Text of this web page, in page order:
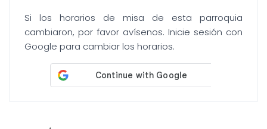
Si los horarios de misa de esta parroquia
cambiaron, por favor avísenos. Inicie sesión con
Google para cambiar los horarios.